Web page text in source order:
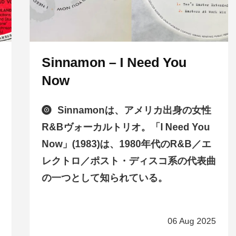
Sinnamon – I Need You
Now
Sinnamonは、アメリカ出身の女性
R&Bヴォーカルトリオ。「I Need You
Now」(1983)は、1980年代のR&B／エ
レクトロ／ポスト・ディスコ系の代表曲
の一つとして知られている。
06 Aug 2025